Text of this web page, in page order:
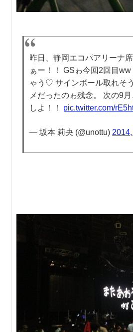
昨日、静岡エコパアリーナ
ぁー！！ GSゎ今回2回目
ゃう♡ サインボール取れそ
メだったのゎ残念。 次の9
しよ！！ pic.twitter.com/
— 坂本 莉央 (@unottu)